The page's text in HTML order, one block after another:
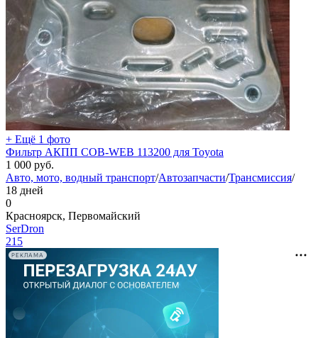
+ Ещё 1 фото
Фильтр АКПП COB-WEB 113200 для Toyota
1 000 руб.
Авто, мото, водный транспорт/Автозапчасти/Трансмиссия/
18 дней
0
Красноярск, Первомайский
SerDron
215
РЕКЛАМА